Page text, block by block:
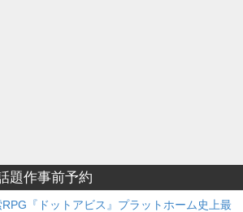
題作事前予約
『ドットアビス』プラットホーム史上最